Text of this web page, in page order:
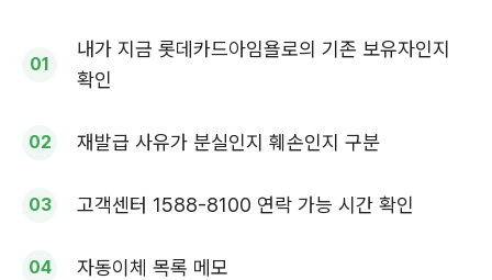
내가 지금 롯데카드아임욜로의 기존 보유자인지
확인
재발급 사유가 분실인지 훼손인지 구분
고객센터 1588-8100 연락 가능 시간 확인
자동이체 목록 메모